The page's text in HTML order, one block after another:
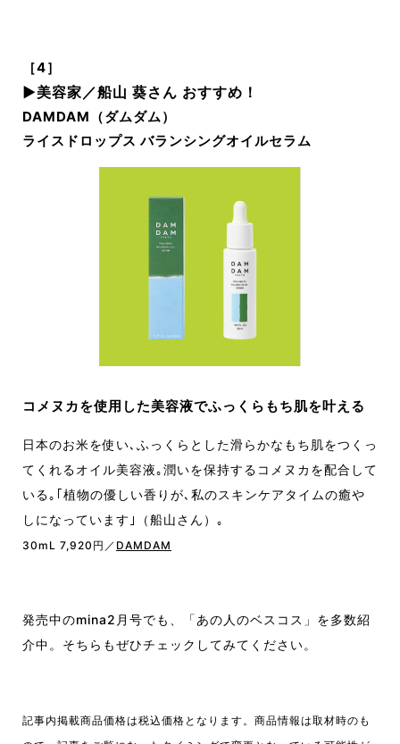
［4］
▶︎美容家／船山 葵さん おすすめ！
DAMDAM（ダムダム）
ライスドロップス バランシングオイルセラム
コメヌカを使用した美容液でふっくらもち肌を叶える
日本のお米を使い､ふっくらとした滑らかなもち肌をつくっ
てくれるオイル美容液｡潤いを保持するコメヌカを配合して
いる｡｢植物の優しい香りが､私のスキンケアタイムの癒や
しになっています｣（船山さん）｡
30mL 7,920円／ DAMDAM
発売中のmina2月号でも、「あの人のベスコス」を多数紹
介中。そちらもぜひチェックしてみてください。
記事内掲載商品価格は税込価格となります。商品情報は取材時のも